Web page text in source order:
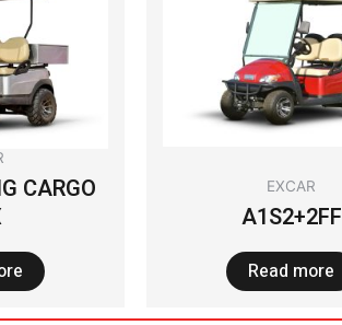
EXCAR
A1S2+2FF
Read more
CARGO